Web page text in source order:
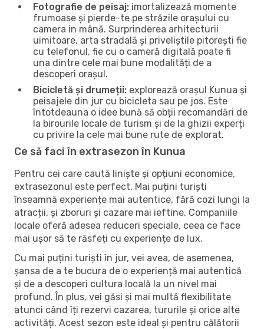
Fotografie de peisaj: imortalizează momente
frumoase și pierde-te pe străzile orașului cu
camera in mână. Surprinderea arhitecturii
uimitoare, arta stradală și priveliștile pitorești fie
cu telefonul, fie cu o cameră digitală poate fi
una dintre cele mai bune modalități de a
descoperi orașul.
Bicicletă și drumeții: explorează orașul Kunua și
peisajele din jur cu bicicleta sau pe jos. Este
întotdeauna o idee bună să obții recomandări de
la birourile locale de turism și de la ghizii experți
cu privire la cele mai bune rute de explorat.
Ce să faci în extrasezon în Kunua
Pentru cei care caută liniște și opțiuni economice,
extrasezonul este perfect. Mai puțini turiști
înseamnă experiențe mai autentice, fără cozi lungi la
atracții, și zboruri și cazare mai ieftine. Companiile
locale oferă adesea reduceri speciale, ceea ce face
mai ușor să te răsfeți cu experiențe de lux.
Cu mai puțini turiști în jur, vei avea, de asemenea,
șansa de a te bucura de o experiență mai autentică
și de a descoperi cultura locală la un nivel mai
profund. În plus, vei găsi și mai multă flexibilitate
atunci când îți rezervi cazarea, tururile și orice alte
activități. Acest sezon este ideal și pentru călătorii